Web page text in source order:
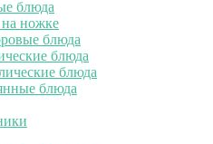
блюда
ножке
блюда
блюда
блюда
блюда